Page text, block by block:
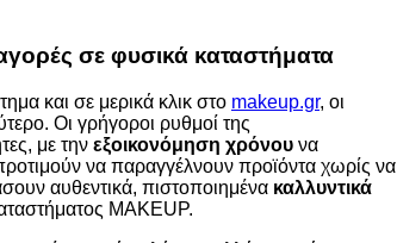
σε φυσικά καταστήματα
και σε μερικά κλικ στο makeup.gr, οι
Οι γρήγοροι ρυθμοί της
με την εξοικονόμηση χρόνου να
να παραγγέλνουν προϊόντα χωρίς να
αυθεντικά, πιστοποιημένα καλλυντικά
MAKEUP.